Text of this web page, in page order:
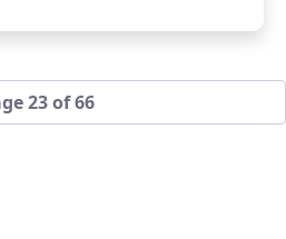
23 of 66